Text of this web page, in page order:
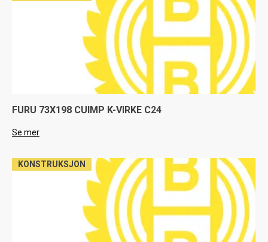
FURU 73X198 CUIMP K-VIRKE C24
Se mer
KONSTRUKSJON